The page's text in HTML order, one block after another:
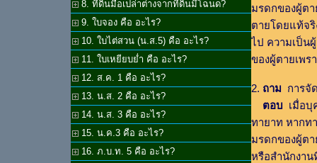
8. ที่ดินมือเปล่าต่างจากที่ดินมีโฉนด?
9. ใบจอง คือ อะไร?
10. ใบไต่สวน (น.ส.5) คือ อะไร?
11. ใบเหยียบย่ำ คือ อะไร?
12. ส.ค. 1 คือ อะไร?
13. น.ส. 2 คือ อะไร?
14. น.ส. 3 คือ อะไร?
15. น.ค.3 คือ อะไร?
16. ภ.บ.ท. 5 คือ อะไร?
มรดกของผู้ต
ตายโดยแท้จ
ไป ความเป็น
ของผู้ตายเพร
2. ถาม การจั
ตอบ เมื่อ
ทายาท หากท
มรดกของผู้ต
หรือสำนักงา